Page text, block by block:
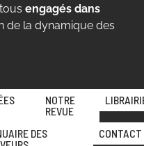
engagés dans
de la dynamique des
NOTRE
REVUE
DES
CONTACT